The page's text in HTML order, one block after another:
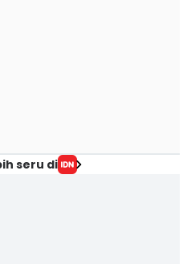
seru di